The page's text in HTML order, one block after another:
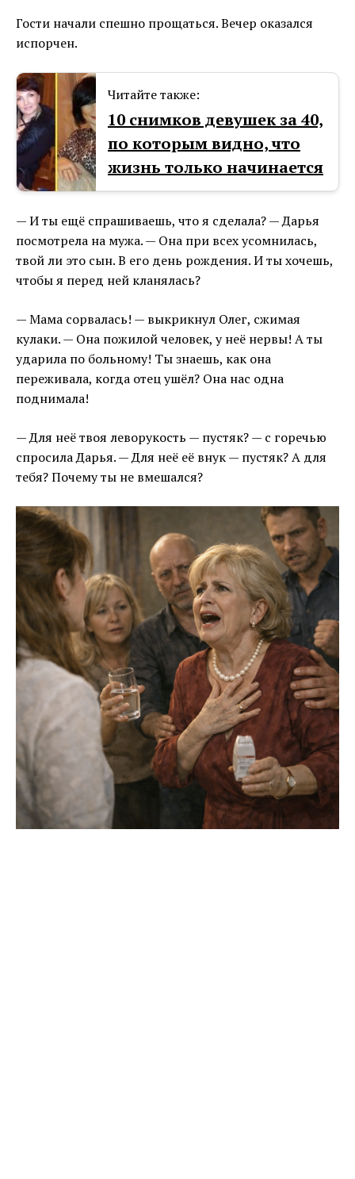
Гости начали спешно прощаться. Вечер оказался
испорчен.
Читайте также:
10 снимков девушек за 40,
по которым видно, что
жизнь только начинается
— И ты ещё спрашиваешь, что я сделала? — Дарья
посмотрела на мужа. — Она при всех усомнилась,
твой ли это сын. В его день рождения. И ты хочешь,
чтобы я перед ней кланялась?
— Мама сорвалась! — выкрикнул Олег, сжимая
кулаки. — Она пожилой человек, у неё нервы! А ты
ударила по больному! Ты знаешь, как она
переживала, когда отец ушёл? Она нас одна
поднимала!
— Для неё твоя леворукость — пустяк? — с горечью
спросила Дарья. — Для неё её внук — пустяк? А для
тебя? Почему ты не вмешался?